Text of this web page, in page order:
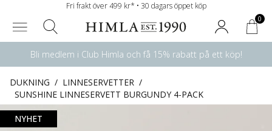
Fri frakt över 499 kr* • 30 dagars öppet köp
0
Bli medlem i Club Himla och få 15% rabatt på ett köp!
DUKNING / LINNESERVETTER /
SUNSHINE LINNESERVETT BURGUNDY 4-PACK
NYHET